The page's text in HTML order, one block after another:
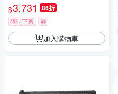
$3,731 86折
限時下殺 券
加入購物車